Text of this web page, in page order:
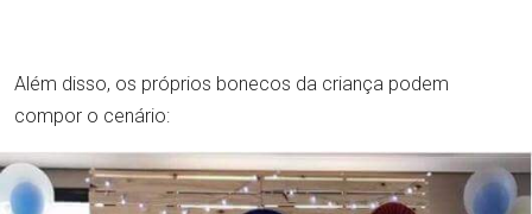
Além disso, os próprios bonecos da criança podem
compor o cenário: